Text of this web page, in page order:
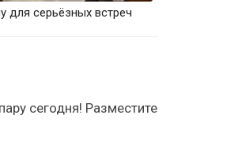
для серьёзных встреч
сегодня! Разместите